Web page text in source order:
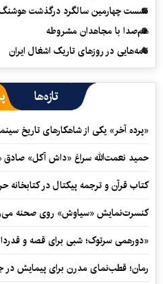
نشست چهارمین سالگرد درگذشت هوشنگ
هم‌صدا با مجاهدان مشروطه
نامه‌هایی در روزهای تاریک اشغال ایران
تازه‌ها
«پرده آخر» یکی از شاهکارهای تاریخ
حمید نعمت‌‏الله سراغ «داش آکل»
کتاب قرآن و ترجمه پیکتال در
کنسرت‌نمایش «سیاوش» روی صحنه
«دورهمی سرتوک؛ شبی برای قصه و
رمان؛ قطب‌نمای مدرن برای پیمایش در